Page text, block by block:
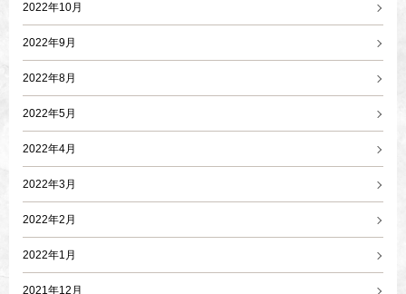
2022年10月
2022年9月
2022年8月
2022年5月
2022年4月
2022年3月
2022年2月
2022年1月
2021年12月